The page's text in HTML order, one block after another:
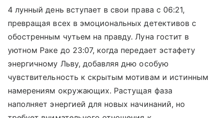
4 лунный день вступает в свои права с 06:21,
превращая всех в эмоциональных детективов с
обостренным чутьем на правду. Луна гостит в
уютном Раке до 23:07, когда передает эстафету
энергичному Льву, добавляя дню особую
чувствительность к скрытым мотивам и истинным
намерениям окружающих. Растущая фаза
наполняет энергией для новых начинаний, но